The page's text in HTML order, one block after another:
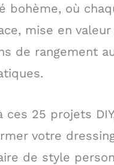
bohème, où
mise en
de rangement
ces 25 projets
votre
de style